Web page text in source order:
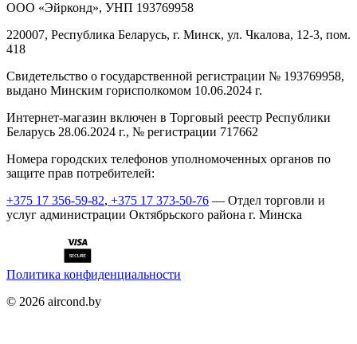
ООО «Эйрконд», УНП 193769958
220007, Республика Беларусь, г. Минск, ул. Чкалова, 12-3, пом.
418
Cвидетельство о государственной регистрации № 193769958,
выдано Минским горисполкомом 10.06.2024 г.
Интернет-магазин включен в Торговый реестр Республики
Беларусь 28.06.2024 г., № регистрации 717662
Номера городских телефонов уполномоченных органов по
защите прав потребителей:
+375 17 356-59-82, +375 17 373-50-76 — Отдел торговли и
услуг администрации Октябрьского района г. Минска
Политика конфиденциальности
© 2026 aircond.by